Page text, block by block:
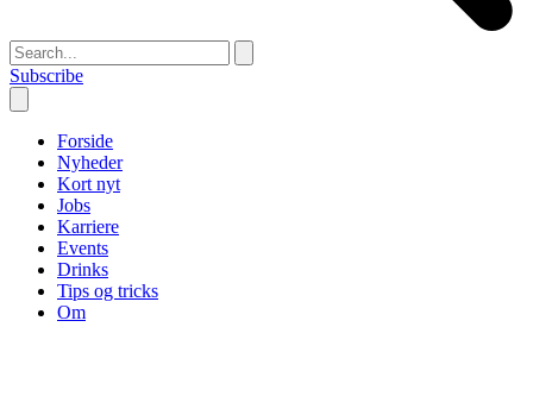
Subscribe
Forside
Nyheder
Kort nyt
Jobs
Karriere
Events
Drinks
Tips og tricks
Om